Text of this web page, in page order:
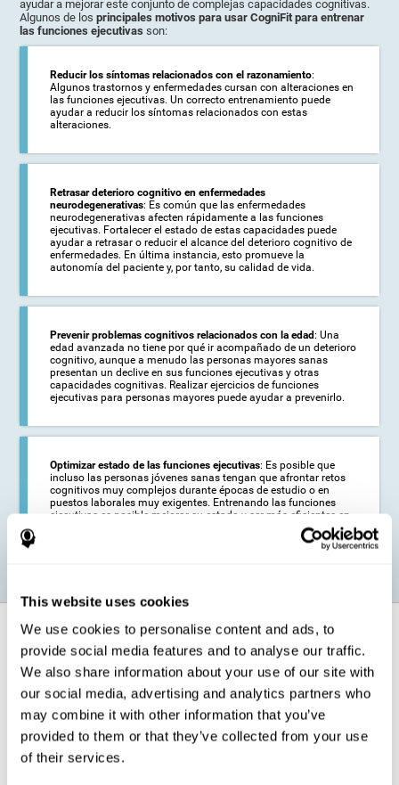
This website uses cookies
We use cookies to personalise content and ads, to
provide social media features and to analyse our traffic.
We also share information about your use of our site with
our social media, advertising and analytics partners who
may combine it with other information that you’ve
provided to them or that they’ve collected from your use
of their services.
ayudar a mejorar este conjunto de complejas capacidades cognitivas.
Algunos de losprincipales motivos para usar CogniFit para entrenar
las funciones ejecutivas son:
Reducir los síntomas relacionados con el razonamiento:
Algunos trastornos y enfermedades cursan con alteraciones en
las funciones ejecutivas. Un correcto entrenamiento puede
ayudar a reducir los síntomas relacionados con estas
alteraciones.
Retrasar deterioro cognitivo en enfermedades
neurodegenerativas: Es común que las enfermedades
neurodegenerativas afecten rápidamente a las funciones
ejecutivas. Fortalecer el estado de estas capacidades puede
ayudar a retrasar o reducir el alcance del deterioro cognitivo de
enfermedades. En última instancia, esto promueve la
autonomía del paciente y, por tanto, su calidad de vida.
Prevenir problemas cognitivos relacionados con la edad: Una
edad avanzada no tiene por qué ir acompañado de un deterioro
cognitivo, aunque a menudo las personas mayores sanas
presentan un declive en sus funciones ejecutivas y otras
capacidades cognitivas. Realizar ejercicios de funciones
ejecutivas para personas mayores puede ayudar a prevenirlo.
Optimizar estado de las funciones ejecutivas: Es posible que
incluso las personas jóvenes sanas tengan que afrontar retos
cognitivos muy complejos durante épocas de estudio o en
puestos laborales muy exigentes. Entrenando las funciones
ejecutivas es posible mejorar su estado y ser más eficientes en
¿Cómo fortalece la función cognitiva?
El entrenamiento para las funciones ejecutivas deCogniFit pondrá a
prueba nuestras capacidades cognitivas a través de sencillas
actividades online. Para completar exitosamente estas tareas,
tendremos que realizar unesfuerzo creciente relacionado con
Las áreas de nuestro cerebro implicadas en las funciones ejecutivas
van a ser estimuladas como consecuencia del programa de